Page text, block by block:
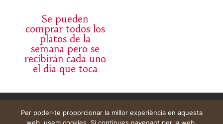
Se pueden
comprar todos los
platos de la
semana pero se
recibirán cada uno
el día que toca
Per poder-te proporcionar la millor experiència en aquesta